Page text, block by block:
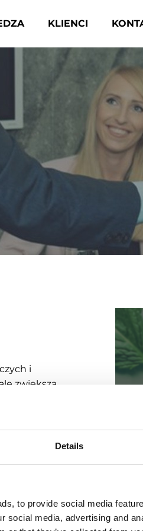
Details
to provide social media
social media, advertising and
KLIENCI
i
zwiększa
wraz z
Store
do